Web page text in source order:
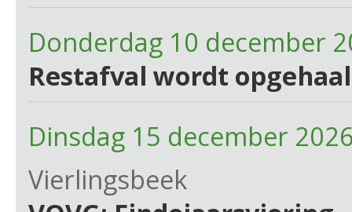
Donderdag 10 december
Restafval wordt
Dinsdag 15 december
Vierlingsbeek